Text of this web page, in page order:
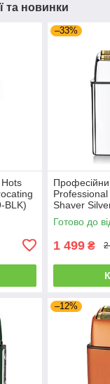
та новинки
BLK)
–33%
Shaver
Готово до
1 499 ₴ 2
–12%